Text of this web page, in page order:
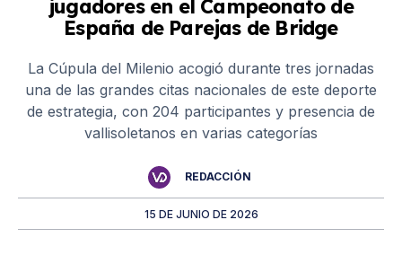
jugadores en el Campeonato de
España de Parejas de Bridge
La Cúpula del Milenio acogió durante tres jornadas
una de las grandes citas nacionales de este deporte
de estrategia, con 204 participantes y presencia de
vallisoletanos en varias categorías
REDACCIÓN
15 DE JUNIO DE 2026